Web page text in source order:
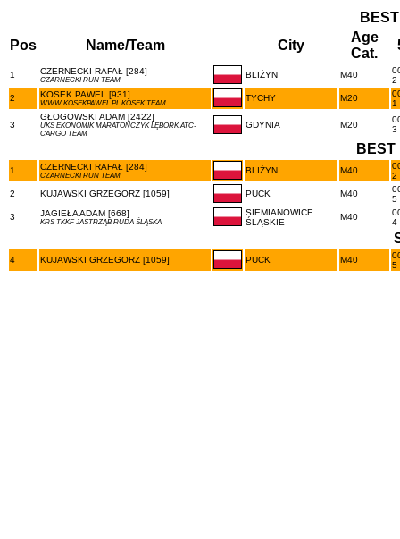
Pos
Name/Team City
Age
Cat.
1 CZERNECKI RAFAŁ [284]
CZARNECKI RUN TEAM
BLIŻYN M40
2
2
KOSEK PAWEL [931]
WWW.KOSEKPAWEL.PL KOSEK TEAM
TYCHY M20
1
3
GŁOGOWSKI ADAM [2422]
UKS EKONOMIK MARATOŃCZYK LĘBORK ATC-
CARGO TEAM
GDYNIA M20
3
BEST
1 CZERNECKI RAFAŁ [284]
CZARNECKI RUN TEAM
BLIŻYN M40
2
2
KUJAWSKI GRZEGORZ [1059] PUCK M40
5
3
JAGIEŁA ADAM [668]
KRS TKKF JASTRZĄB RUDA ŚLĄSKA
SIEMIANOWICE
ŚLĄSKIE
M40
4
4 KUJAWSKI GRZEGORZ [1059] PUCK M40
5